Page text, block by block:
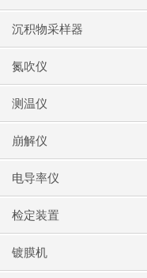
沉积物采样器
氮吹仪
测温仪
崩解仪
电导率仪
检定装置
镀膜机